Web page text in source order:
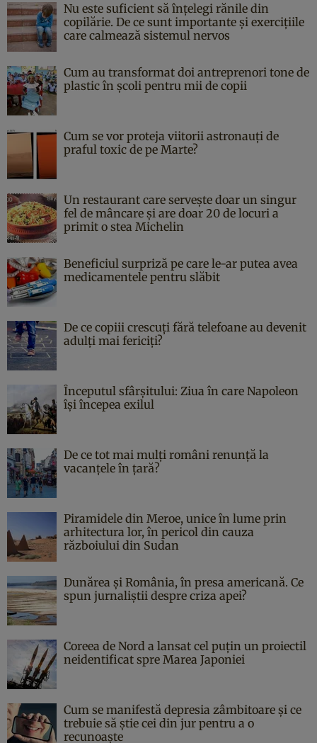
Nu este suficient să înțelegi rănile din
copilărie. De ce sunt importante și exercițiile
care calmează sistemul nervos
Cum au transformat doi antreprenori tone de
plastic în școli pentru mii de copii
Cum se vor proteja viitorii astronauți de
praful toxic de pe Marte?
Un restaurant care servește doar un singur
fel de mâncare și are doar 20 de locuri a
primit o stea Michelin
Beneficiul surpriză pe care le-ar putea avea
medicamentele pentru slăbit
De ce copiii crescuți fără telefoane au devenit
adulți mai fericiți?
Începutul sfârşitului: Ziua în care Napoleon
îşi începea exilul
De ce tot mai mulți români renunță la
vacanțele în țară?
Piramidele din Meroe, unice în lume prin
arhitectura lor, în pericol din cauza
războiului din Sudan
Dunărea și România, în presa americană. Ce
spun jurnaliștii despre criza apei?
Coreea de Nord a lansat cel puțin un proiectil
neidentificat spre Marea Japoniei
Cum se manifestă depresia zâmbitoare și ce
trebuie să știe cei din jur pentru a o
recunoaște